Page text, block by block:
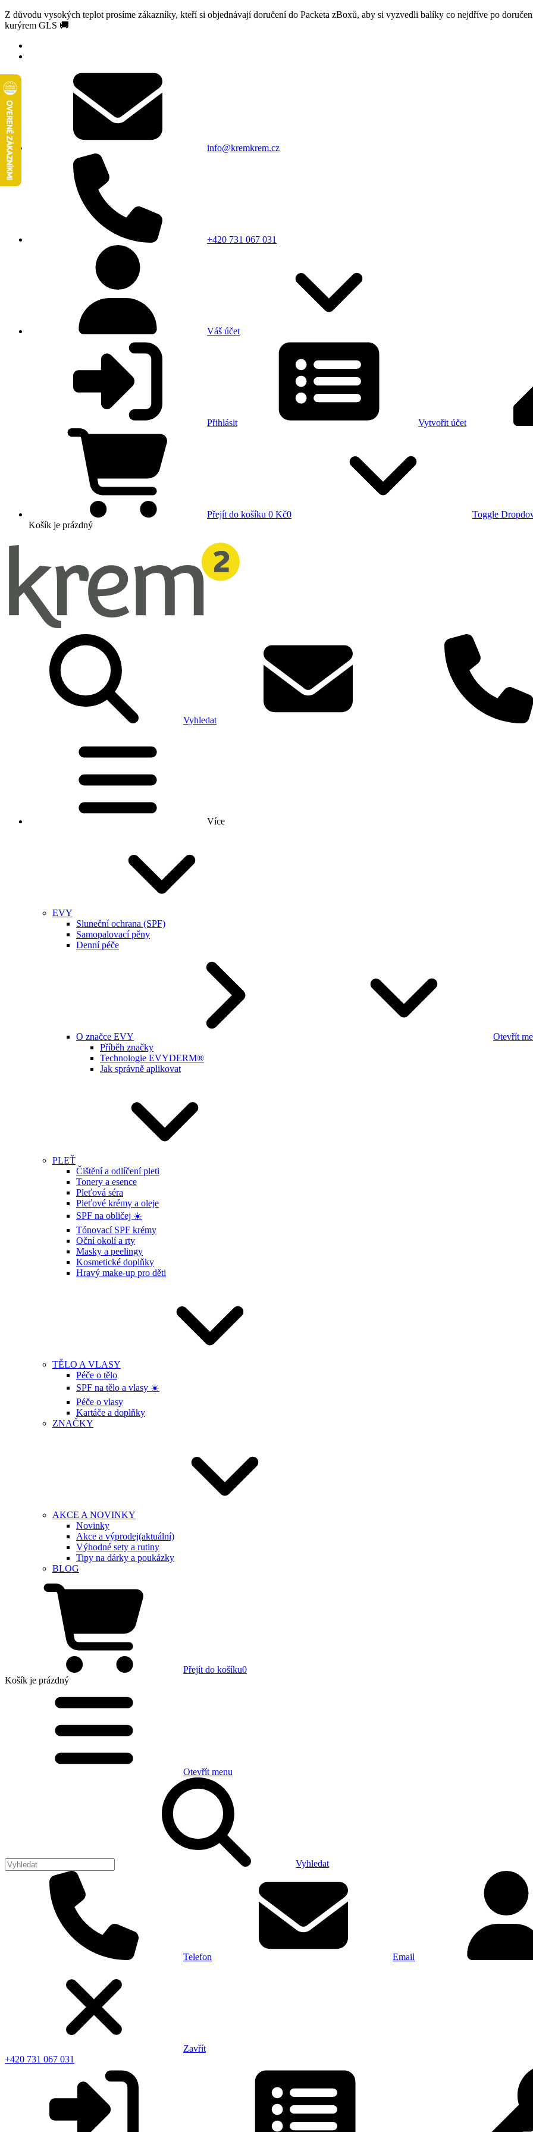
Z důvodu vysokých teplot prosíme zákazníky, kteří si objednávají doručení do Packeta zBoxů, aby si vyzvedli balíky co nejdříve po
kurýrem GLS 🚚
info@kremkrem.cz
+420 731 067 031
Váš účet
Přihlásit Vytvořit účet
Přejít do košíku 0 Kč0
Toggle
Košík je prázdný
Vyhledat
Více
EVY
Sluneční ochrana (SPF)
Samopalovací pěny
Denní péče
O značce EVY
Otevřít
Příběh značky
Technologie EVYDERM®
Jak správně aplikovat
PLEŤ
Čištění a odlíčení pleti
Tonery a esence
Pleťová séra
Pleťové krémy a oleje
SPF na obličej ☀️
Tónovací SPF krémy
Oční okolí a rty
Masky a peelingy
Kosmetické doplňky
Hravý make-up pro děti
TĚLO A VLASY
Péče o tělo
SPF na tělo a vlasy ☀️
Péče o vlasy
Kartáče a doplňky
ZNAČKY
AKCE A NOVINKY
Novinky
Akce a výprodej(aktuální)
Výhodné sety a rutiny
Tipy na dárky a poukázky
BLOG
Přejít do košíku0
Košík je prázdný
Otevřít menu
Vyhledat
Telefon Email
Zavřít
+420 731 067 031